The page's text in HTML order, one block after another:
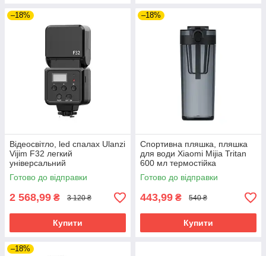
–18%
Відеосвітло, led спалах Ulanzi
Vijim F32 легкий
універсальний
Готово до відправки
2 568,99 ₴ 3 120 ₴
Купити
–18%
Спортивна пляшка, пляшка
для води Xiaomi Mijia Tritan
600 мл термостійка
Готово до відправки
443,99 ₴ 540 ₴
Купити
–18%